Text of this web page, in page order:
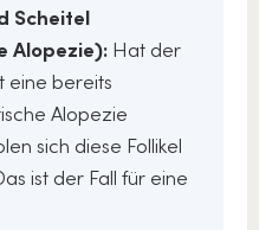
Scheitel
Alopezie): Hat der
eine bereits
Alopezie
sich diese Follikel
ist der Fall für eine